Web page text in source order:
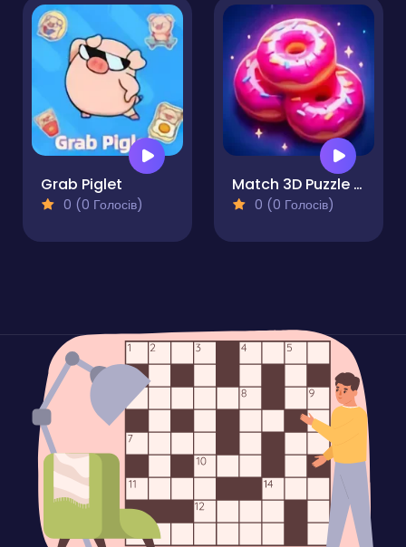
Grab Piglet
0 (0 Голосів)
Match 3D Puzzle Saga
0 (0 Голосів)